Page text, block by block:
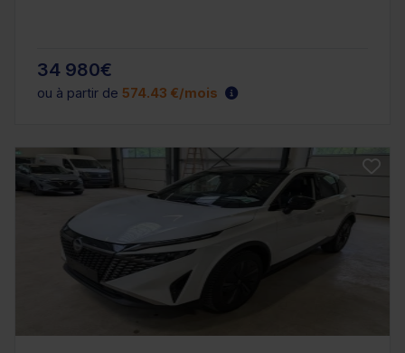
34 980€
ou à partir de 574.43 €/mois